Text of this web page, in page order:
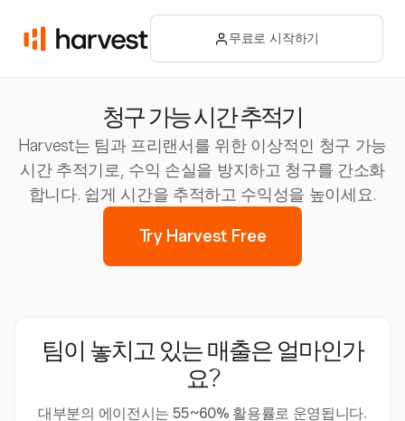
무료로 시작하기
청구 가능 시간 추적기
Harvest는 팀과 프리랜서를 위한 이상적인 청구 가능
시간 추적기로, 수익 손실을 방지하고 청구를 간소화
합니다. 쉽게 시간을 추적하고 수익성을 높이세요.
Try Harvest Free
팀이 놓치고 있는 매출은 얼마인가
요?
대부분의 에이전시는 55~60% 활용률로 운영됩니다.